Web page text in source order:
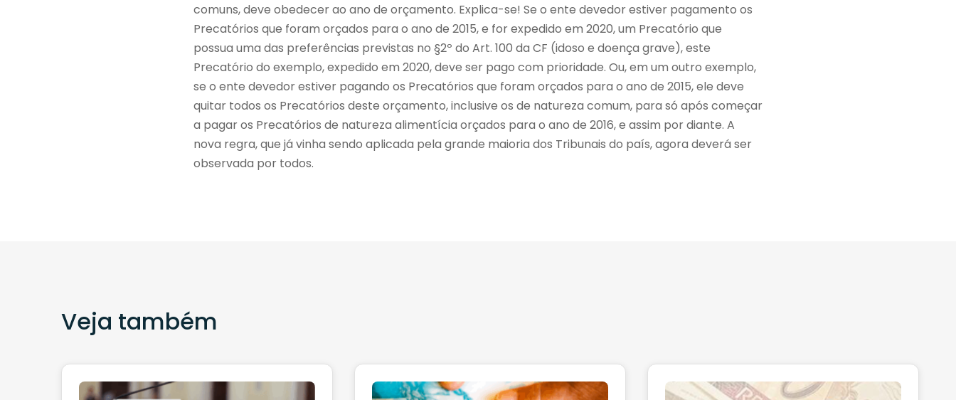
comuns, deve obedecer ao ano de orçamento. Explica-se! Se o ente devedor estiver pagamento os
Precatórios que foram orçados para o ano de 2015, e for expedido em 2020, um Precatório que
possua uma das preferências previstas no §2º do Art. 100 da CF (idoso e doença grave), este
Precatório do exemplo, expedido em 2020, deve ser pago com prioridade. Ou, em um outro exemplo,
se o ente devedor estiver pagando os Precatórios que foram orçados para o ano de 2015, ele deve
quitar todos os Precatórios deste orçamento, inclusive os de natureza comum, para só após começar
a pagar os Precatórios de natureza alimentícia orçados para o ano de 2016, e assim por diante. A
nova regra, que já vinha sendo aplicada pela grande maioria dos Tribunais do país, agora deverá ser
observada por todos.
Veja também